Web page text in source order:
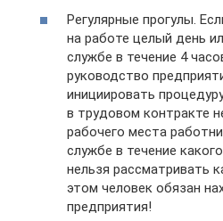
Регулярные прогулы.
на работе целый день
службе в течение 4
руководство
инициировать
в трудовом контракте
рабочего места
службе в течение
нельзя рассматривать
этом человек обязан
предприятия!